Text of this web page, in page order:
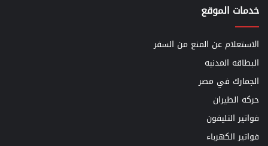
خدمات الموقع
الاستعلام عن المنع من السفر
البطاقه المدنيه
الجمارك في مصر
حركه الطيران
فواتير التليفون
فواتير الكهرباء